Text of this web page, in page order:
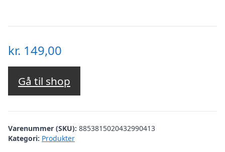
kr. 149,00
Gå til shop
Varenummer (SKU): 8853815020432990413
Kategori: Produkter